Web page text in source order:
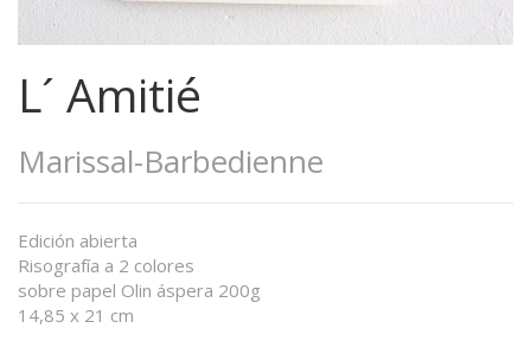
L´ Amitié
Marissal-Barbedienne
Edición abierta
Risografía a 2 colores
sobre papel Olin áspera 200g
14,85 x 21 cm